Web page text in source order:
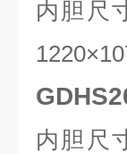
内胆
1220×1
内胆尺